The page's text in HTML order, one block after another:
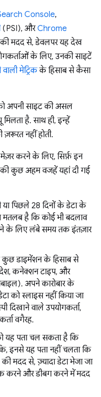
Console,
(PSI), औरChrome
मदद से, डेवलपर यह देख
के लिए, उनकी साइटें
मेट्रिकके हिसाब से कैसा
अपनी साइट की असल
है. साथ ही, इन्हें
नहीं होती.
मेज़र करने के लिए, सिर्फ़ इन
कुछ अहम वजहें यहां दी गई
या पिछले 28 दिनों के डेटा के
मतलब है कि कोई भी बदलाव
के लिए लंबे समय तक इंतज़ार
कुछ डाइमेंशन के हिसाब से
कनेक्शन टाइप, और
अपने कारोबार के
को स्लाइस नहीं किया जा
दिखाने वाले उपयोगकर्ता,
वगैरह.
यह पता चल सकता है कि
इनसे यह पता नहीं चलता कि
मदद से, ज़्यादा डेटा भेजा जा
करने और डीबग करने में मदद